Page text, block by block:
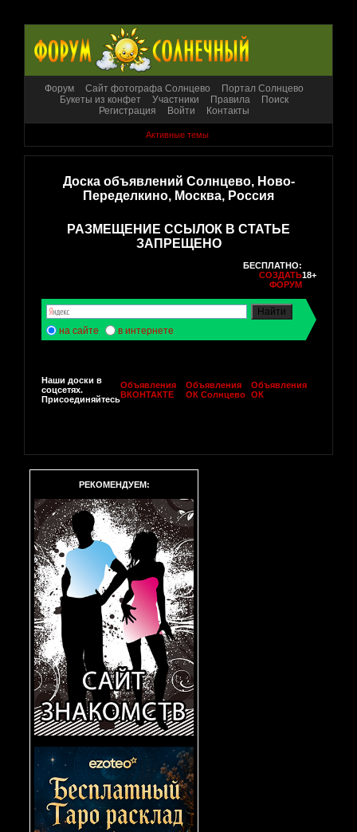
Форум Сайт фотографа Солнцево
Портал Солнцево
Букеты из конфет
Участники Правила
Поиск
Регистрация
Войти Контакты
Активные темы
Доска объявлений Солнцево, Ново-
Переделкино, Москва, Россия
РАЗМЕЩЕНИЕ ССЫЛОК В СТАТЬЕ
ЗАПРЕЩЕНО
БЕСПЛАТНО:
СОЗДАТЬ
ФОРУМ
18+
на сайте в интернете
Наши доски в
соцсетях.
Присоединяйтесь
Объявления
ВКОНТАКТЕ
Объявления
ОК Солнцево
Объявления
ОК
РЕКОМЕНДУЕМ: